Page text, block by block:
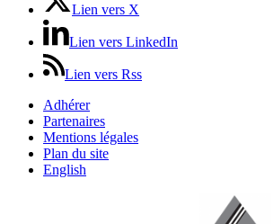
Lien vers X
Lien vers LinkedIn
Lien vers Rss
Adhérer
Partenaires
Mentions légales
Plan du site
English